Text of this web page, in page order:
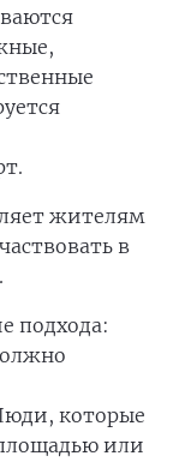
жителям
в
подхода:
которые
или